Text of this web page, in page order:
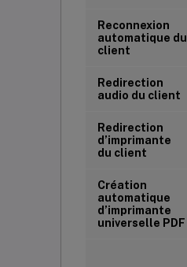
Reconnexion
automatique du
client
Redirection
audio du client
Redirection
d’imprimante
du client
Création
automatique
d’imprimante
universelle PDF